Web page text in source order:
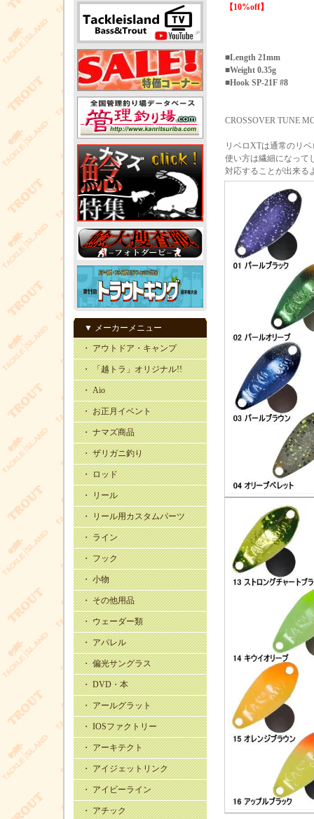
▼ メーカーメニュー
・ アウトドア・キャンプ
・ 「越トラ」オリジナル!!
・ Aio
・ お正月イベント
・ ナマズ商品
・ ザリガニ釣り
・ ロッド
・ リール
・ リール用カスタムパーツ
・ ライン
・ フック
・ 小物
・ その他用品
・ ウェーダー類
・ アパレル
・ 偏光サングラス
・ DVD・本
・ アールグラット
・ IOSファクトリー
・ アーキテクト
・ アイジェットリンク
・ アイビーライン
・ アチック
【10%off】
■Length 21mm
■Weight 0.35g
■Hook SP-21F #8
CROSSOVER TUNE
リベロXTは通常のリ
使い方は繊細になって
対応することが出来る